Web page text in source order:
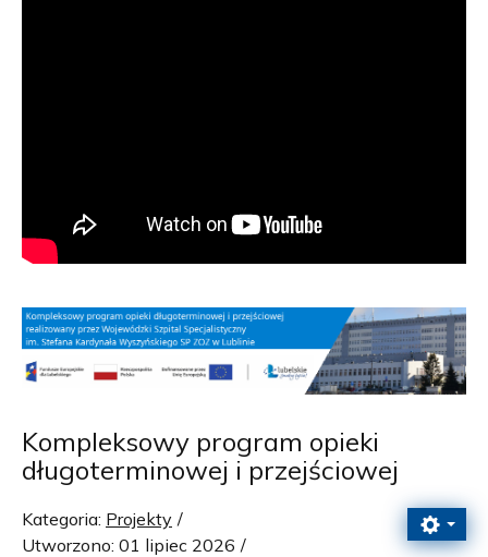
Kompleksowy program opieki
długoterminowej i przejściowej
Kategoria: Projekty
Utworzono: 01 lipiec 2026